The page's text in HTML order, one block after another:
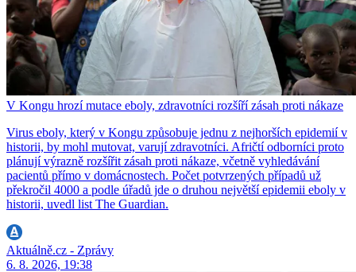
V Kongu hrozí mutace eboly, zdravotníci rozšíří zásah proti nákaze
Virus eboly, který v Kongu způsobuje jednu z nejhorších epidemií v
historii, by mohl mutovat, varují zdravotníci. Afričtí odborníci proto
plánují výrazně rozšířit zásah proti nákaze, včetně vyhledávání
pacientů přímo v domácnostech. Počet potvrzených případů už
překročil 4000 a podle úřadů jde o druhou největší epidemii eboly v
historii, uvedl list The Guardian.
Aktuálně.cz - Zprávy
6. 8. 2026, 19:38